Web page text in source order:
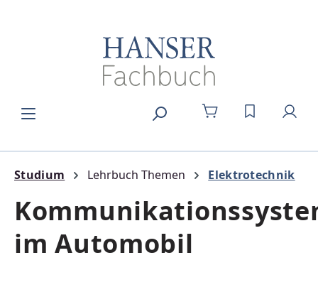
DU HAST 0
Studium Lehrbuch Themen Elektrotechnik
im Automobil